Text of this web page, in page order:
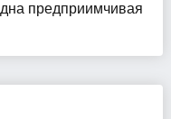
предприимчивая